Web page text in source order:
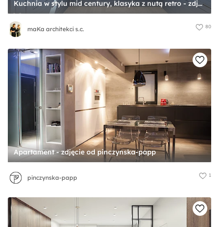
Kuchnia w stylu mid century, klasyka z nutą retro - zdjęcie od maKa architekci s.c.
maKa architekci s.c. 80
Apartament - zdjęcie od pinczynska-papp
pinczynska-papp 1